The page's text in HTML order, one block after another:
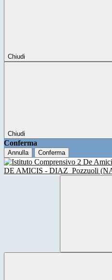
Chiudi
Chiudi
Conferma
Annulla Conferma
DE AMICIS - DIAZ Pozzuoli